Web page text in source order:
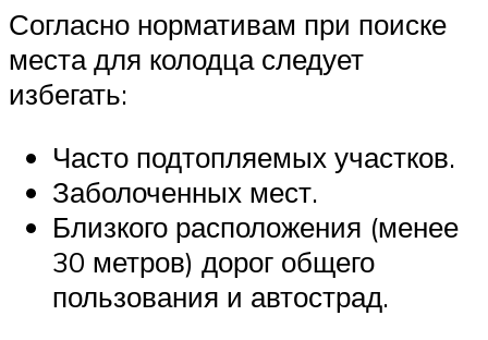
Согласно нормативам при поиске
места для колодца следует
избегать:
Часто подтопляемых участков.
Заболоченных мест.
Близкого расположения (менее
30 метров) дорог общего
пользования и автострад.